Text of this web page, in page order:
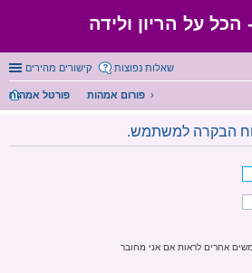
על הריון ולידה
קישורים מהירים שאלות נפוצות
פורטל אמהות
פורום אמהות
הבקרה למשתמש.
אחרים לראות אם אני מחובר